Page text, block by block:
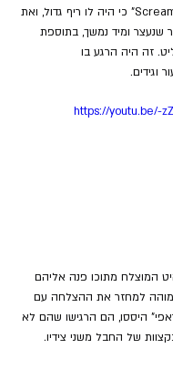
מאוד אהב את "Screamager" כי היה לו ריף גדול, ואת
שנעצר ומיד נמשך, בתוספת
זה היה הרגע בו
https://youtu.be/-
המוצלח מתוכו פנה אליהם
למחזר את ההצלחה עם
היססו, הם הרגישו שהם לא
של החבל משני צידיו.